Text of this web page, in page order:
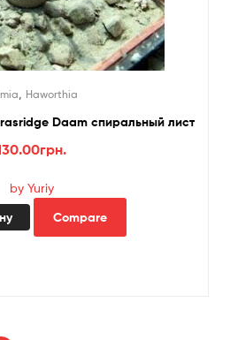
Haworthia
Daam спиральный лист
грн.
by Yuriy
Compare